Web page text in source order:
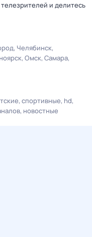
и делитесь
Челябинск
Омск Самара
спортивные hd
новостные